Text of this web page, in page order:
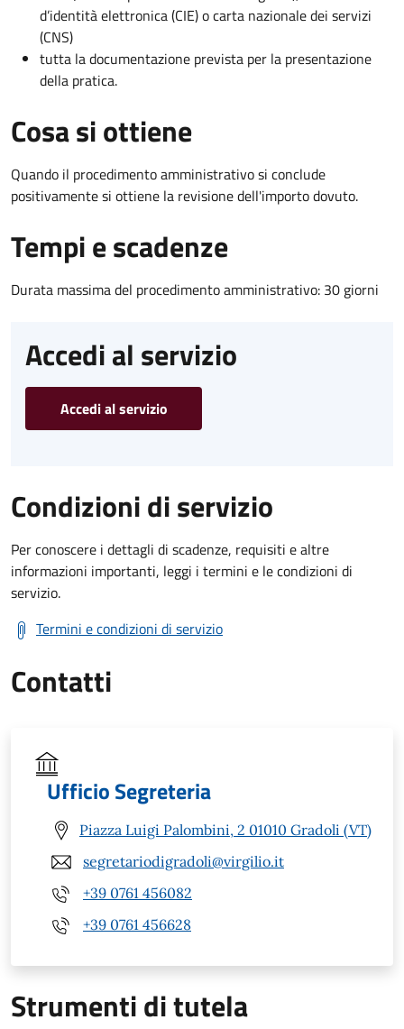
d’identità elettronica (CIE) o carta nazionale dei servizi
(CNS)
tutta la documentazione prevista per la presentazione
della pratica.
Cosa si ottiene
Quando il procedimento amministrativo si conclude
positivamente si ottiene la revisione dell'importo dovuto.
Tempi e scadenze
Durata massima del procedimento amministrativo: 30 giorni
Accedi al servizio
Accedi al servizio
Condizioni di servizio
Per conoscere i dettagli di scadenze, requisiti e altre
informazioni importanti, leggi i termini e le condizioni di
servizio.
Termini e condizioni di servizio
Contatti
Ufficio Segreteria
Piazza Luigi Palombini, 2 01010 Gradoli (VT)
segretariodigradoli@virgilio.it
+39 0761 456082
+39 0761 456628
Strumenti di tutela